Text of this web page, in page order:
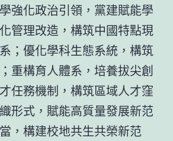
強化政治引領，黨建賦能學
管理改造，構筑中國特點現
；優化學科生態系統，構筑
重構育人體系，培養拔尖創
任務機制，構筑區域人才窪
形式，賦能高質量發展新范
，構建校地共生共榮新范